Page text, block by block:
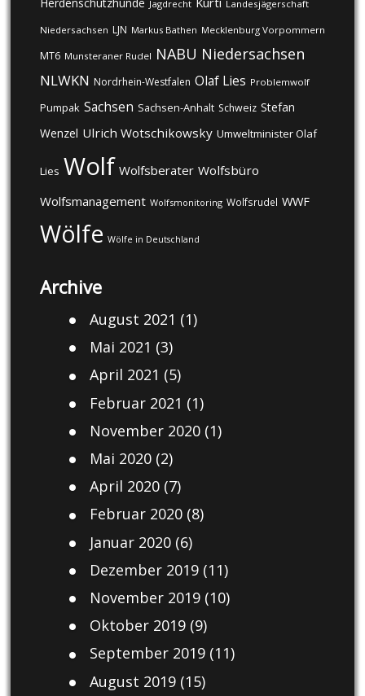
Jagdrecht Landesjägerschaft
Niedersachsen LJN Markus Bathen Mecklenburg Vorpommern
MT6 Munsteraner Rudel NABU Niedersachsen
NLWKN Nordrhein-Westfalen Olaf Lies Problemwolf
Pumpak Sachsen Sachsen-Anhalt Schweiz Stefan
Wenzel Ulrich Wotschikowsky Umweltminister Olaf
Lies Wolf Wolfsberater Wolfsbüro
Wolfsmanagement Wolfsmonitoring Wolfsrudel WWF
Wölfe Wölfe in Deutschland
Archive
August 2021 (1)
Mai 2021 (3)
April 2021 (5)
Februar 2021 (1)
November 2020(1)
Mai 2020(2)
April 2020(7)
Februar 2020(8)
Januar 2020(6)
Dezember 2019(11)
November 2019(10)
Oktober 2019(9)
September 2019(11)
August 2019(15)